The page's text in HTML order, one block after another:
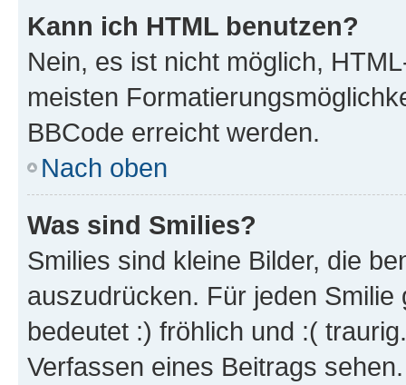
Kann ich HTML benutzen?
Nein, es ist nicht möglich,
meisten
BBCode erreicht werden.
Nach oben
Was sind Smilies?
Smilies sind kleine Bilder, die
auszudrücken. Für jeden
bedeutet :) fröhlich und :(
Verfassen eines Beitrags